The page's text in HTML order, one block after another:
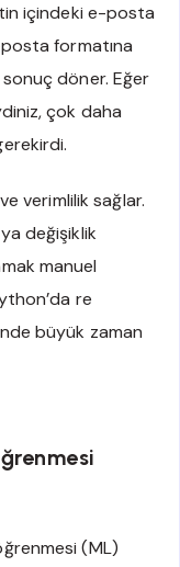
içindeki e-posta
formatına
döner. Eğer
çok daha
verimlilik sağlar.
değişiklik
manuel
re
büyük zaman
(ML)